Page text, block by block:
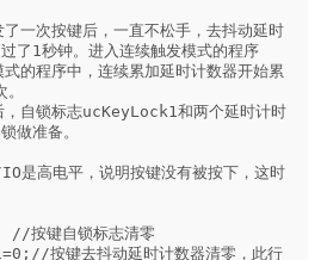
一次按键后，一直不松手，去抖动延时
了1秒钟。进入连续触发模式的程序
的程序中，连续累加延时计数器开始累
自锁标志ucKeyLock1和两个延时计时
做准备。